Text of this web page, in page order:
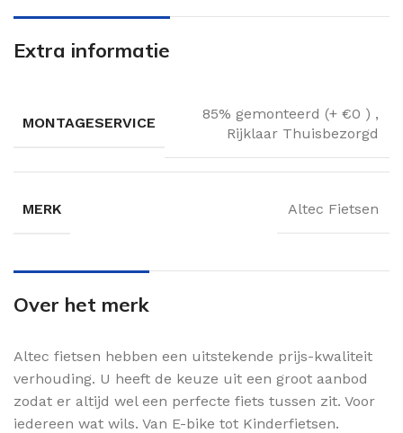
Extra informatie
MONTAGESERVICE
85% gemonteerd (+ €0 ) ,
Rijklaar Thuisbezorgd
MERK Altec Fietsen
Over het merk
Altec fietsen hebben een uitstekende prijs-kwaliteit
verhouding. U heeft de keuze uit een groot aanbod
zodat er altijd wel een perfecte fiets tussen zit. Voor
iedereen wat wils. Van E-bike tot Kinderfietsen.